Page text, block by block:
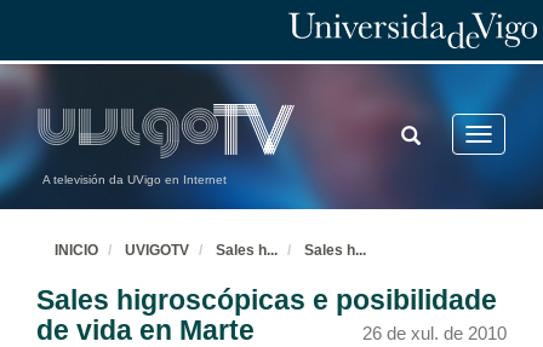
A televisión da UVigo en Internet
Toggle
TOGGLE
SEARCH
INICIO UVIGOTV Sales h... Sales h...
Sales higroscópicas e posibilidade
de vida en Marte
26 de xul. de 2010